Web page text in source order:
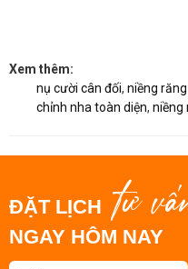
Xem thêm:
nụ cười cân đối, niềng
chỉnh nha toàn diện, niềng
ĐẶT LỊCH tư
NGAY HÔM NAY